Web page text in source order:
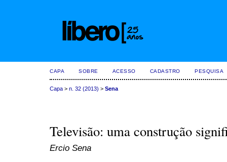
CAPA SOBRE ACESSO CADASTRO PESQUISA
Capa > n. 32 (2013) > Sena
Televisão: uma construção
Ercio Sena